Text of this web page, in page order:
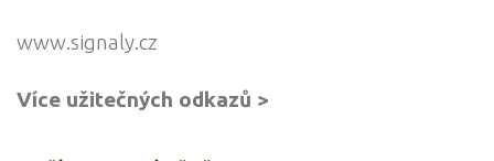
www.signaly.cz
Více užitečných odkazů >